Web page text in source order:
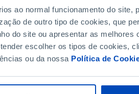
ao normal funcionamento do site,
de outro tipo de cookies, que
do site ou apresentar as melhores
escolher os tipos de cookies,
ou da nossa Política de